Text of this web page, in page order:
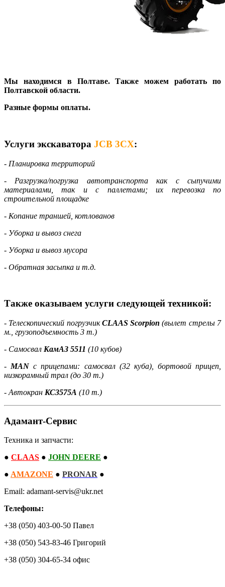
Мы находимся в Полтаве. Также можем работать по
Полтавской области.
Разные формы оплаты.
Услуги экскаватора JCB 3CX:
- Планировка территорий
- Разгрузка/погрузка автотранспорта как с сыпучими
материалами, так и с паллетами; их перевозка по
строительной площадке
- Копание траншей, котлованов
- Уборка и вывоз снега
- Уборка и вывоз мусора
- Обратная засыпка и т.д.
Также оказываем услуги следующей техникой:
- Телескопический погрузчикCLAAS Scorpion (вылет стрелы 7
м., грузоподъемность 3 т.)
- Самосвал КамАЗ 5511 (10 кубов)
- MAN с прицепами: самосвал (32 куба), бортовой прицеп,
низкорамный трал (до 30 т.)
- Автокран КС3575А (10 т.)
Адамант-Сервис
Техника и запчасти:
● CLAAS ● JOHN DEERE ●
● AMAZONE ● PRONAR ●
Email: adamant-servis@ukr.net
Телефоны:
+38 (050) 403-00-50 Павел
+38 (050) 543-83-46 Григорий
+38 (050) 304-65-34 офис